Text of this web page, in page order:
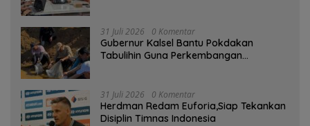
31 Juli 2026 0 Komentar
Gubernur Kalsel Bantu Pokdakan
Tabulihin Guna Perkembangan
31 Juli 2026 0 Komentar
Herdman Redam Euforia,Siap Tekankan
Disiplin Timnas Indonesia